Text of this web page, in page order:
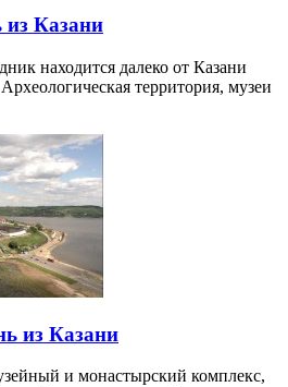
из Казани
находится далеко от Казани
территория, музеи
из Казани
и монастырский комплекс,